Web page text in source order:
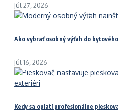
júl 27, 2026
Ako vybrať osobný výťah do
júl 16, 2026
Kedy sa oplatí profesionálne